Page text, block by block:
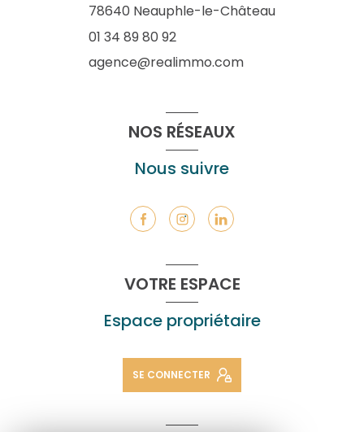
78640 Neauphle-le-Château
01 34 89 80 92
agence@realimmo.com
NOS RÉSEAUX
Nous suivre
VOTRE ESPACE
Espace propriétaire
SE CONNECTER